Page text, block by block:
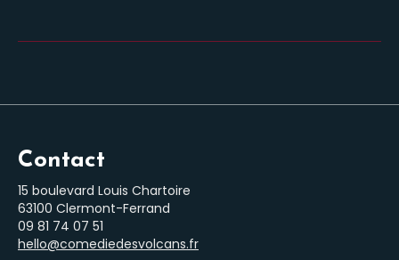
Contact
15 boulevard Louis Chartoire
63100 Clermont-Ferrand
‭09 81 74 07 51‬
hello@comediedesvolcans.fr